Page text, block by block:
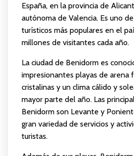
España, en la provincia de
autónoma de Valencia. Es uno
turísticos más populares en el
millones de visitantes cada año.
La ciudad de Benidorm es
impresionantes playas de arena
cristalinas y un clima cálido y
mayor parte del año. Las
Benidorm son Levante y
gran variedad de servicios y
turistas.